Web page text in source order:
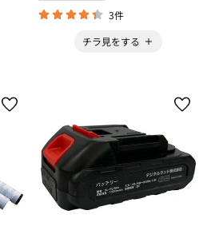
3件
チラ見をする